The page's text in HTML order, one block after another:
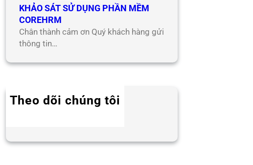
KHẢO SÁT SỬ DỤNG PHẦN MỀM
COREHRM
Chân thành cảm ơn Quý khách hàng gửi
thông tin…
Theo dõi chúng tôi